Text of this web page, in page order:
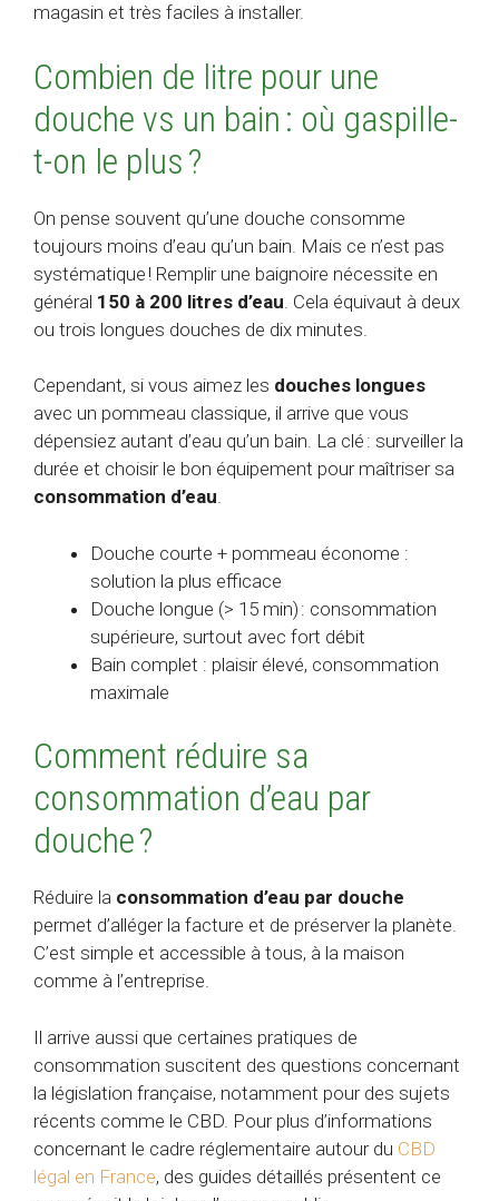
magasin et très faciles à installer.
Combien de litre pour une
douche vs un bain : où gaspille-
t-on le plus ?
On pense souvent qu’une douche consomme
toujours moins d’eau qu’un bain. Mais ce n’est pas
systématique ! Remplir une baignoire nécessite en
général 150 à 200 litres d’eau . Cela équivaut à deux
ou trois longues douches de dix minutes.
Cependant, si vous aimez les douches longues
avec un pommeau classique, il arrive que vous
dépensiez autant d’eau qu’un bain. La clé : surveiller la
durée et choisir le bon équipement pour maîtriser sa
consommation d’eau.
Douche courte + pommeau économe :
solution la plus efficace
Douche longue (> 15 min) : consommation
supérieure, surtout avec fort débit
Bain complet : plaisir élevé, consommation
maximale
Comment réduire sa
consommation d’eau par
douche ?
Réduire la consommation d’eau par douche
permet d’alléger la facture et de préserver la planète.
C’est simple et accessible à tous, à la maison
comme à l’entreprise.
Il arrive aussi que certaines pratiques de
consommation suscitent des questions concernant
la législation française, notamment pour des sujets
récents comme le CBD. Pour plus d’informations
concernant le cadre réglementaire autour du CBD
légal en France, des guides détaillés présentent ce